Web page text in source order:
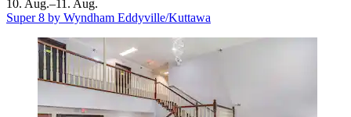
10. Aug.–11. Aug.
Super 8 by Wyndham Eddyville/Kuttawa